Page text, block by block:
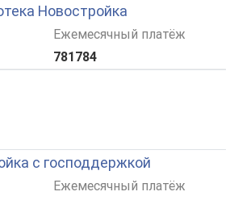
Новостройка
Ежемесячный платёж
781784
с господдержкой
Ежемесячный платёж